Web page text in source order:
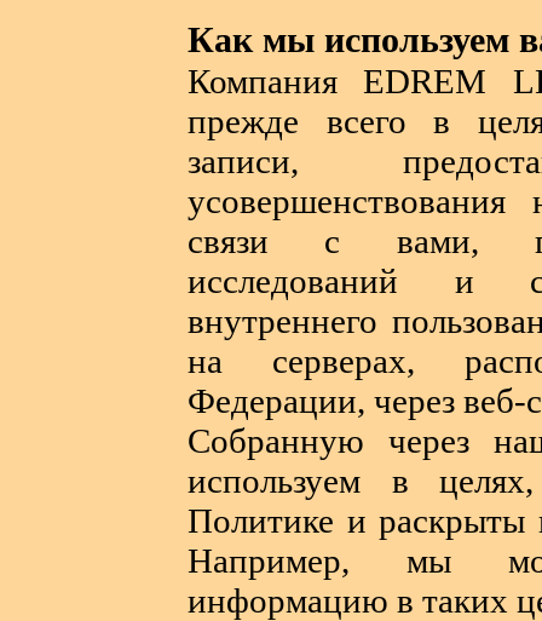
Как мы используем
Компания EDREM
прежде всего в
записи,
связи с вами,
исследований и
внутреннего
на серверах,
Федерации, через
Собранную через
используем в
Политике и раскрыты
Например, мы
информацию в таких